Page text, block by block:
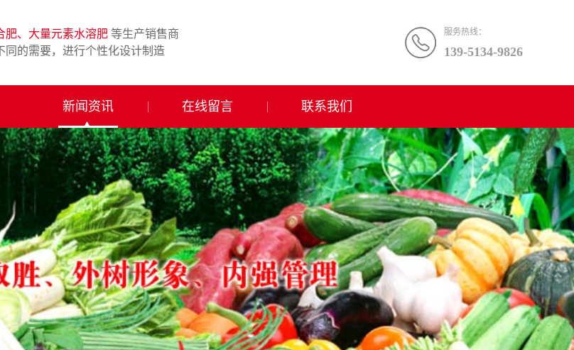
服务热线：
139-5134-9826
肥、大量元素水溶肥 等生产销售商
同的需要，进行个性化设计制造
新闻资讯 在线留言 联系我们